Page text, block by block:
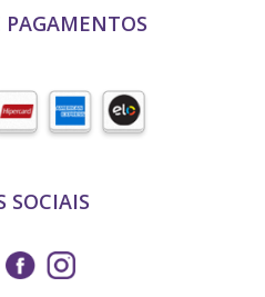
PAGAMENTOS
SOCIAIS